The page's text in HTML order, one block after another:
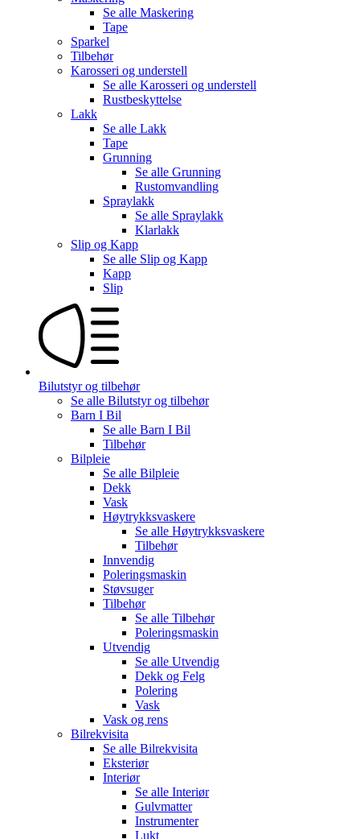
Se alle Maskering
Tape
Sparkel
Tilbehør
Karosseri og understell
Se alle Karosseri og understell
Rustbeskyttelse
Lakk
Se alle Lakk
Tape
Grunning
Se alle Grunning
Rustomvandling
Spraylakk
Se alle Spraylakk
Klarlakk
Slip og Kapp
Se alle Slip og Kapp
Kapp
Slip
Bilutstyr og tilbehør
Se alle Bilutstyr og tilbehør
Barn I Bil
Se alle Barn I Bil
Tilbehør
Bilpleie
Se alle Bilpleie
Dekk
Vask
Høytrykksvaskere
Se alle Høytrykksvaskere
Tilbehør
Innvendig
Poleringsmaskin
Støvsuger
Tilbehør
Se alle Tilbehør
Poleringsmaskin
Utvendig
Se alle Utvendig
Dekk og Felg
Polering
Vask
Vask og rens
Bilrekvisita
Se alle Bilrekvisita
Eksteriør
Interiør
Se alle Interiør
Gulvmatter
Instrumenter
Lukt